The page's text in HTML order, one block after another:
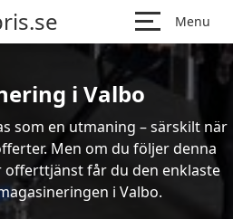
Menu
i Valbo
som en utmaning – särskilt när
Men om du följer denna
offerttjänst får du den enklaste
i Valbo.